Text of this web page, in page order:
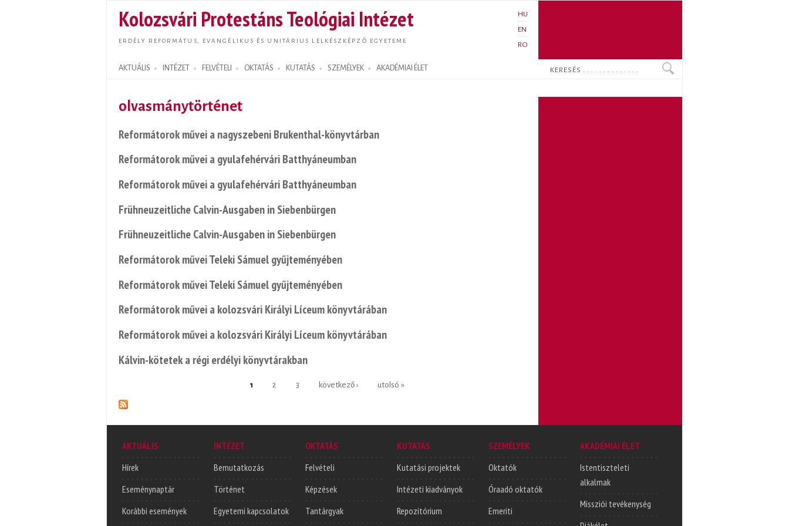
tartalomra
Kolozsvári Protestáns Teológiai Intézet
ERDÉLY REFORMÁTUS, EVANGÉLIKUS ÉS UNITÁRIUS LELKÉSZKÉPZŐ EGYETEME
HU
EN
RO
AKTUÁLIS INTÉZET FELVÉTELI OKTATÁS KUTATÁS SZEMÉLYEK AKADÉMIAI ÉLET
Search form
Keresés
olvasmánytörténet
Reformátorok művei a nagyszebeni Brukenthal-könyvtárban
Reformátorok művei a gyulafehérvári Batthyáneumban
Reformátorok művei a gyulafehérvári Batthyáneumban
Frühneuzeitliche Calvin-Ausgaben in Siebenbürgen
Frühneuzeitliche Calvin-Ausgaben in Siebenbürgen
Reformátorok művei Teleki Sámuel gyűjteményében
Reformátorok művei Teleki Sámuel gyűjteményében
Reformátorok művei a kolozsvári Királyi Líceum könyvtárában
Reformátorok művei a kolozsvári Királyi Líceum könyvtárában
Kálvin-kötetek a régi erdélyi könyvtárakban
1 2 3 következő › utolsó »
AKTUÁLIS
Hírek
Eseménynaptár
Korábbi események
INTÉZET
Bemutatkozás
Történet
Egyetemi kapcsolatok
OKTATÁS
Felvételi
Képzések
Tantárgyak
KUTATÁS
Kutatási projektek
Intézeti kiadványok
Repozitórium
SZEMÉLYEK
Oktatók
Óraadó oktatók
Emeriti
AKADÉMIAI ÉLET
Istentiszteleti
alkalmak
Missziói tevékenység